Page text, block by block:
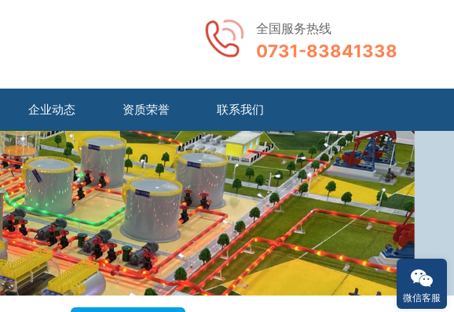
全国服务热线
0731-83841338
企业动态 资质荣誉 联系我们
微信客服